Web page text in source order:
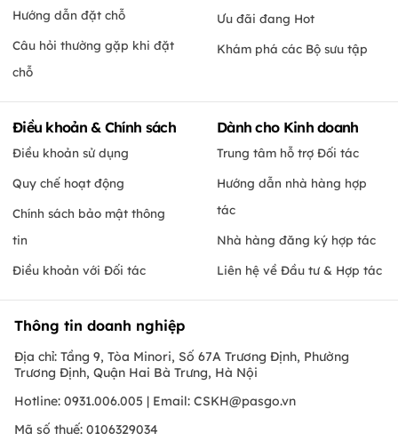
Hướng dẫn đặt chỗ
Câu hỏi thường gặp khi đặt
chỗ
Ưu đãi đang Hot
Khám phá các Bộ sưu tập
Điều khoản & Chính sách
Điều khoản sử dụng
Quy chế hoạt động
Chính sách bảo mật thông
tin
Điều khoản với Đối tác
Dành cho Kinh doanh
Trung tâm hỗ trợ Đối tác
Hướng dẫn nhà hàng hợp
tác
Nhà hàng đăng ký hợp tác
Liên hệ về Đầu tư & Hợp tác
Thông tin doanh nghiệp
Địa chỉ: Tầng 9, Tòa Minori, Số 67A Trương Định, Phường
Trương Định, Quận Hai Bà Trưng, Hà Nội
Hotline: 0931.006.005 | Email: CSKH@pasgo.vn
Mã số thuế: 0106329034